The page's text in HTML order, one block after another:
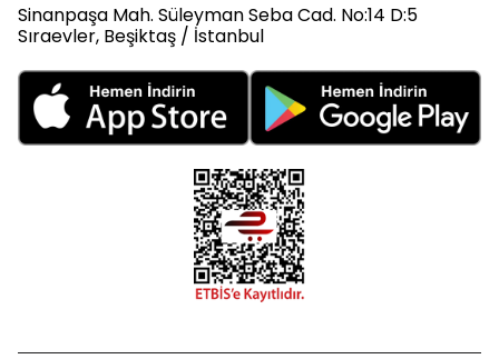
Sinanpaşa Mah. Süleyman Seba Cad. No:14 D:5
Sıraevler, Beşiktaş / İstanbul